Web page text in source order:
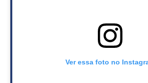
Ver essa foto no